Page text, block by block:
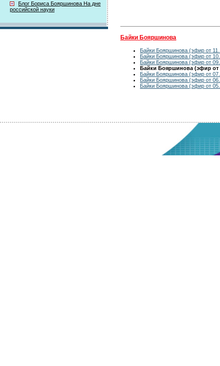
Блог Бориса Бояршинова На дне
российской науки
Байки Бояршинова
Байки Бояршинова (эфир от
Байки Бояршинова (эфир от
Байки Бояршинова (эфир от
Байки Бояршинова (эфир от
Байки Бояршинова (эфир от
Байки Бояршинова (эфир от
Байки Бояршинова (эфир от